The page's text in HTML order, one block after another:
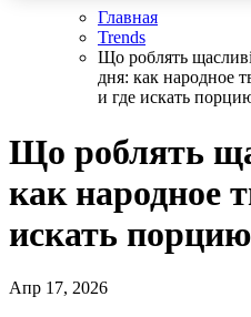
Главная
Trends
Що роблять
дня: как народное
и где искать
Що роблять
как народное
искать
Апр 17, 2026